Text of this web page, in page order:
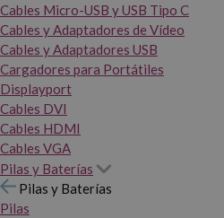
Cables Micro-USB y USB Tipo C
Cables y Adaptadores de Vídeo
Cables y Adaptadores USB
Cargadores para Portátiles
Displayport
Cables DVI
Cables HDMI
Cables VGA
Pilas y Baterías
Pilas y Baterías
Pilas